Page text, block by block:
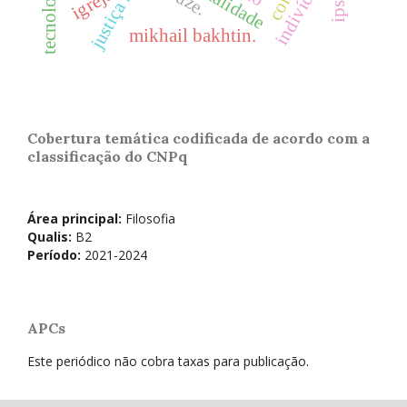
mikhail bakhtin.
Cobertura temática codificada de acordo com a
classificação do CNPq
Área principal: Filosofia
Qualis: B2
Período: 2021-2024
APCs
Este periódico não cobra taxas para publicação.